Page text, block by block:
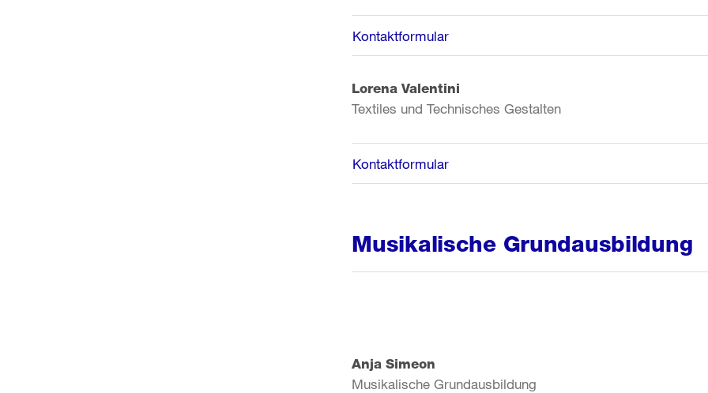
Kontaktformular
Lorena Valentini
Textiles und Technisches Gestalten
Kontaktformular
Musikalische Grundausbildung
Anja Simeon
Musikalische Grundausbildung